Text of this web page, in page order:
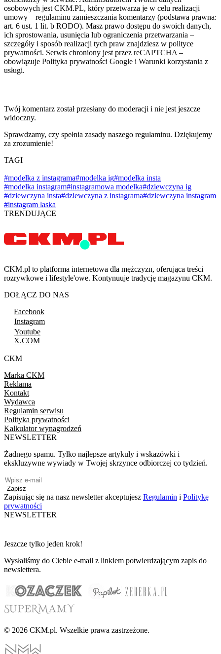
osobowych jest CKM.PL, który przetwarza je w celu realizacji
umowy – regulaminu zamieszczania komentarzy (podstawa prawna:
art. 6 ust. 1 lit. b RODO). Masz prawo dostępu do swoich danych,
ich sprostowania, usunięcia lub ograniczenia przetwarzania –
szczegóły i sposób realizacji tych praw znajdziesz w polityce
prywatności. Serwis chroniony jest przez reCAPTCHA –
obowiązuje Polityka prywatności Google i Warunki korzystania z
usługi.
Twój komentarz został przesłany do moderacji i nie jest jeszcze
widoczny.
Sprawdzamy, czy spełnia zasady naszego regulaminu. Dziękujemy
za zrozumienie!
TAGI
#modelka z instagrama#modelka ig#modelka insta
#modelka instagram#instagramowa modelka#dziewczyna ig
#dziewczyna insta#dziewczyna z instagrama#dziewczyna instagram
#instagram laska
TRENDUJĄCE
CKM.pl to platforma internetowa dla mężczyzn, oferująca treści
rozrywkowe i lifestyle'owe. Kontynuuje tradycję magazynu CKM.
DOŁĄCZ DO NAS
Facebook
Instagram
Youtube
X.COM
CKM
Marka CKM
Reklama
Kontakt
Wydawca
Regulamin serwisu
Polityka prywatności
Kalkulator wynagrodzeń
NEWSLETTER
Żadnego spamu. Tylko najlepsze artykuły i wskazówki i
ekskluzywne wywiady w Twojej skrzynce odbiorczej co tydzień.
Zapisz
Zapisując się na nasz newsletter akceptujesz Regulamin i Politykę
prywatności
NEWSLETTER
Jeszcze tylko jeden krok!
Wysłaliśmy do Ciebie e-mail z linkiem potwierdzającym zapis do
newslettera.
© 2026 CKM.pl. Wszelkie prawa zastrzeżone.